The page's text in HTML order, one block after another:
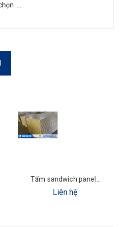
…..
Liên hệ